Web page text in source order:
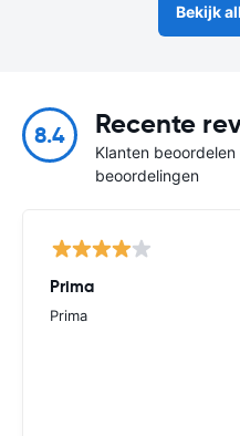
Bekijk
8.4 Recente
Klanten
beoordelingen
Prima
Prima